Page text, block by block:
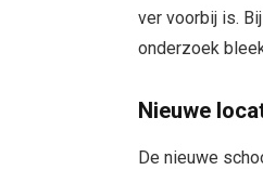
ver voorbij is.
onderzoek
Nieuwe
De nieuwe